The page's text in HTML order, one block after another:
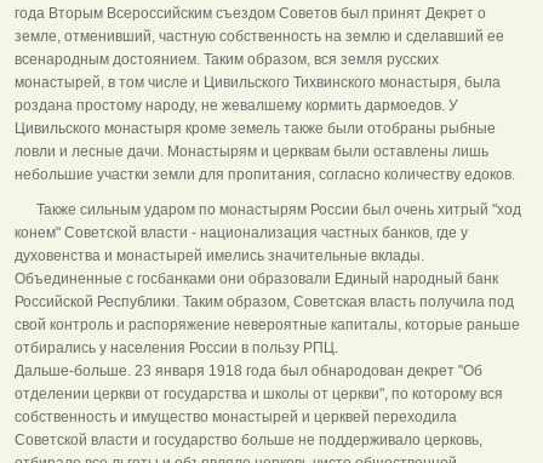
года Вторым Всероссийским съездом Советов был принят Декрет о
земле, отменивший, частную собственность на землю и сделавший ее
всенародным достоянием. Таким образом, вся земля русских
монастырей, в том числе и Цивильского Тихвинского монастыря, была
роздана простому народу, не жевалшему кормить дармоедов. У
Цивильского монастыря кроме земель также были отобраны рыбные
ловли и лесные дачи. Монастырям и церквам были оставлены лишь
небольшие участки земли для пропитания, согласно количеству едоков.
Также сильным ударом по монастырям России был очень хитрый "ход
конем" Советской власти - национализация частных банков, где у
духовенства и монастырей имелись значительные вклады.
Объединенные с госбанками они образовали Единый народный банк
Российской Республики. Таким образом, Советская власть получила под
свой контроль и распоряжение невероятные капиталы, которые раньше
отбирались у населения России в пользу РПЦ.
Дальше-больше. 23 января 1918 года был обнародован декрет "Об
отделении церкви от государства и школы от церкви", по которому вся
собственность и имущество монастырей и церквей переходила
Советской власти и государство больше не поддерживало церковь,